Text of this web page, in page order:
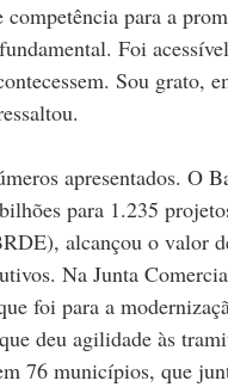
para a
Foi
Sou grato,
apresentados. O
para 1.235
alcançou o valor
Na Junta
foi para a
deu agilidade às
76 municípios, que